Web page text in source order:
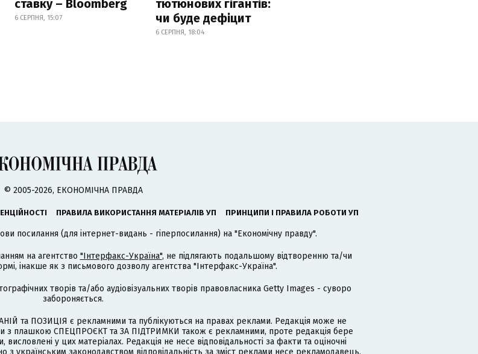
ставку – Bloomberg
6 СЕРПНЯ, 15:07
тютюнових гігантів:
чи буде дефіцит
6 СЕРПНЯ, 18:04
© 2005-2026, ЕКОНОМІЧНА ПРАВДА
ПРАВИЛА ВИКОРИСТАННЯ МАТЕРІАЛІВ УП ПРИНЦИПИ І ПРАВИЛА РОБОТИ УП
посилання (для інтернет-видань - гіперпосилання) на "Економічну правду".
на агентство "Інтерфакс-Україна", не підлягають подальшому відтворенню та/чи
інакше як з письмового дозволу агентства "Інтерфакс-Україна".
творів та/або аудіовізуальних творів правовласника Getty Images - суворо
забороняється.
та ПОЗИЦІЯ є рекламними та публікуються на правах реклами. Редакція може не
з плашкою СПЕЦПРОЄКТ та ЗА ПІДТРИМКИ також є рекламними, проте редакція бере
висловлені у цих матеріалах. Редакція не несе відповідальності за факти та оціночні
з українським законодавством відповідальність за зміст реклами несе рекламодавець.